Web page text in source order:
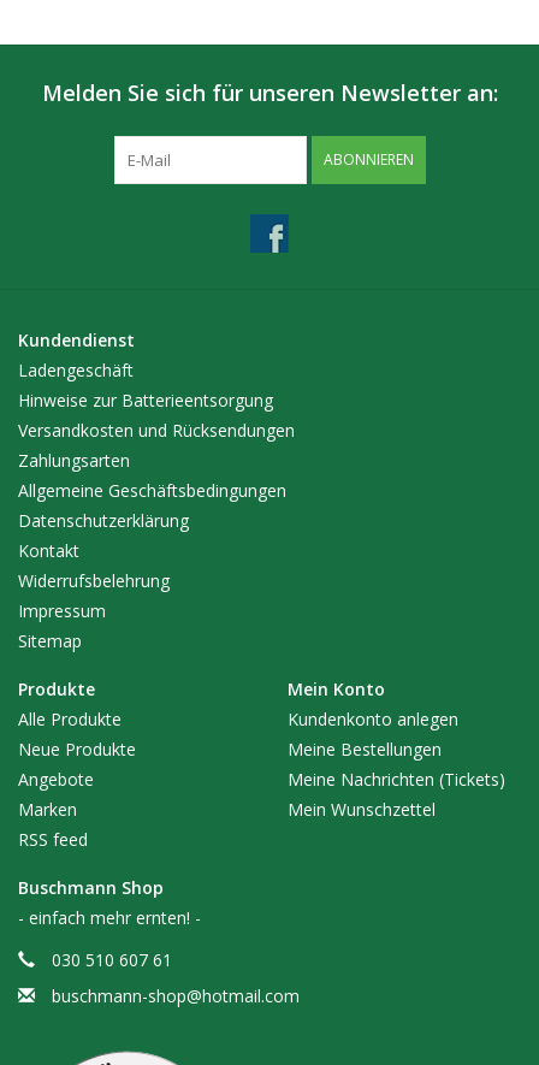
Melden Sie sich für unseren Newsletter an:
ABONNIEREN
Kundendienst
Ladengeschäft
Hinweise zur Batterieentsorgung
Versandkosten und Rücksendungen
Zahlungsarten
Allgemeine Geschäftsbedingungen
Datenschutzerklärung
Kontakt
Widerrufsbelehrung
Impressum
Sitemap
Produkte
Alle Produkte
Neue Produkte
Angebote
Marken
RSS feed
Mein Konto
Kundenkonto anlegen
Meine Bestellungen
Meine Nachrichten (Tickets)
Mein Wunschzettel
Buschmann Shop
- einfach mehr ernten! -
030 510 607 61
buschmann-shop@hotmail.com